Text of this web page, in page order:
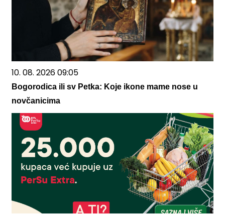
10. 08. 2026 09:05
Bogorodica ili sv Petka: Koje ikone mame nose u
novčanicima